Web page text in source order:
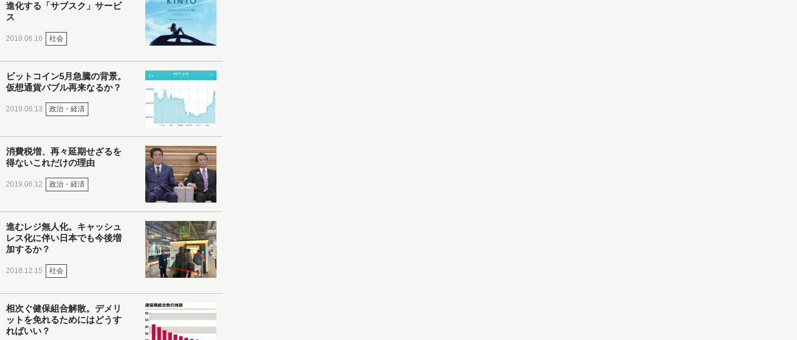
進化する「サブスク」サービ
ス
2019.06.16 社会
ビットコイン5月急騰の背景。
仮想通貨バブル再来なるか？
2019.06.13 政治・経済
消費税増、再々延期せざるを
得ないこれだけの理由
2019.06.12 政治・経済
進むレジ無人化。キャッシュ
レス化に伴い日本でも今後増
加するか？
2018.12.15 社会
相次ぐ健保組合解散。デメリ
ットを免れるためにはどうす
ればいい？